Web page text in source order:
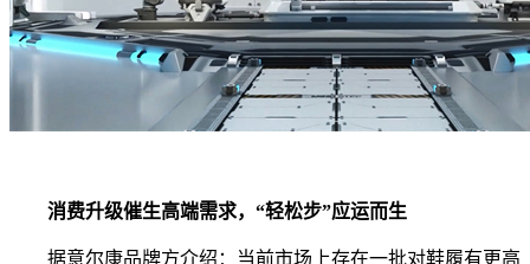
消费升级催生高端需求，“轻松步”应运而生
据意尔康品牌方介绍：当前市场上存在一批对鞋履有更高